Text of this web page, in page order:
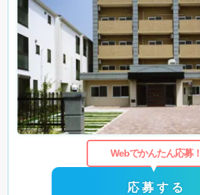
Webでかんたん応募！
応募する